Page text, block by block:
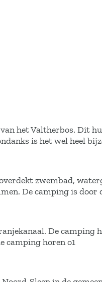
het Valtherbos. Dit
is het wel heel
zwembad,
De camping is door
De camping
camping horen o1